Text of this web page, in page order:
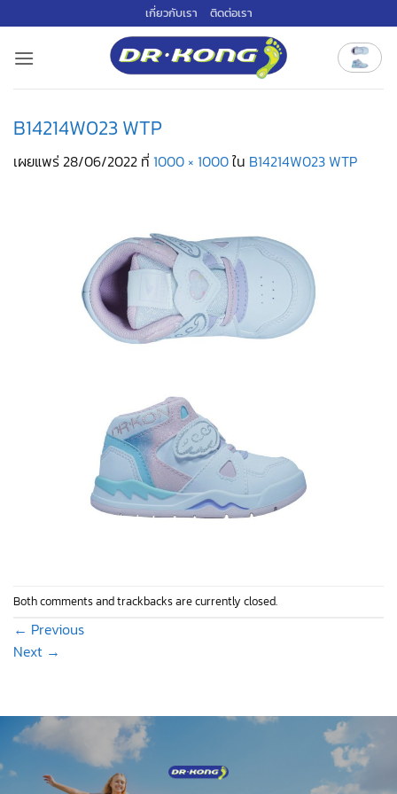
ไป
เกี่ยวกับเรา ติดต่อเรา
B14214W023 WTP
เผยแพร่28/06/2022 ที่ 1000 × 1000ใน B14214W023 WTP
Both comments and trackbacks are currently closed.
← Previous
Next →